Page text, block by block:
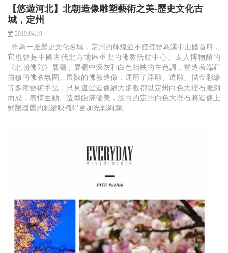
【悠遊河北】北朝造像雕塑藝術之美-歷史文化古
城，定州
2019.04.19
作為一座歷史文化名城，定州的輝煌並不僅僅曾為漢中山國首府，
它也曾是中國古代北方地區重要的佛教活動中心。走入博物館的
《北朝佛陀》展廳，展櫃中深灰和白色相映的主色調，營造着端莊
肅穆的佛教氛圍。展陳的佛教造像，運用了浮雕、透雕、描金彩繪
等多種藝術手法，只見這些造像絕大多數都以定州白色大理石雕刻
而成，表情生動、造型飽滿優美，潔白的定州白色大理石將造像上
鮮艷瑰麗的彩繪映襯得更加光彩絢爛。